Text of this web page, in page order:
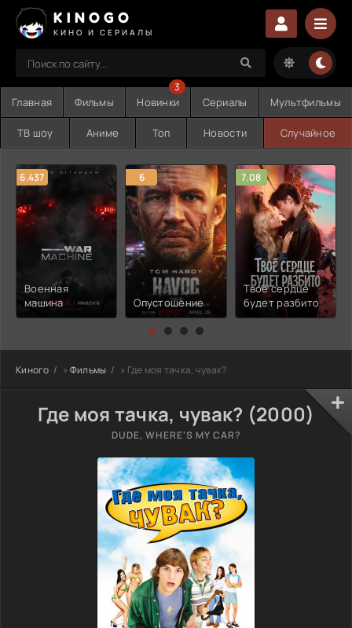
KINOGO
КИНО И СЕРИАЛЫ
Главная Фильмы Новинки
3
Сериалы Мультфильмы
ТВ шоу Аниме Топ Новости Случайное
6.437
Военная
машина
6
Опустошение
7.08
Твоё сердце
будет разбито
Киного » Фильмы » Где моя тачка, чувак?
Где моя тачка, чувак? (2000)
DUDE, WHERE'S MY CAR?